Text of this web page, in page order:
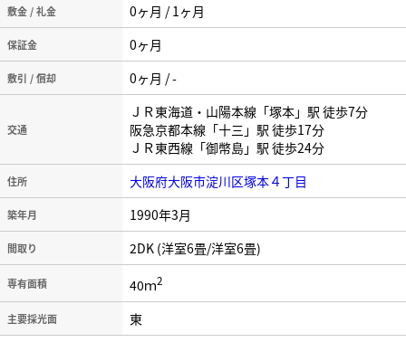
敷金 / 礼金 0ヶ月 / 1ヶ月
保証金 0ヶ月
敷引 / 償却 0ヶ月 / -
交通
ＪＲ東海道・山陽本線「塚本」駅 徒歩7分
阪急京都本線「十三」駅 徒歩17分
ＪＲ東西線「御幣島」駅 徒歩24分
住所 大阪府大阪市淀川区塚本４丁目
築年月 1990年3月
間取り 2DK (洋室6畳/洋室6畳)
専有面積 40ｍ2
主要採光面 東